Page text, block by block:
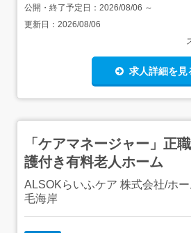
公開・終了予定日： 2026/08/06 ～
更新日： 2026/08/06
求人詳細を見
「ケアマネージャー」正
護付き有料老人ホーム
ALSOKらいふケア 株式会社/ホ
毛海岸